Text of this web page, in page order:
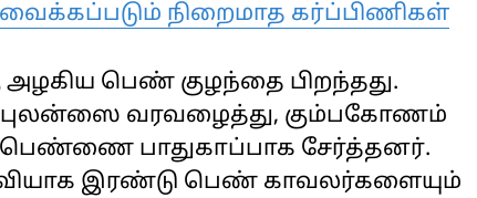
நிறைமாத கர்ப்பிணிகள்
பெண் குழந்தை பிறந்தது.
வரவழைத்து, கும்பகோணம்
பாதுகாப்பாக சேர்த்தனர்.
இரண்டு பெண் காவலர்களையும்